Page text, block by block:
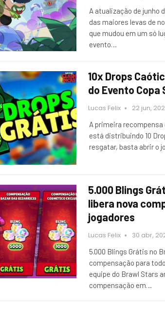
A atualização de junho
das maiores levas de
que mudou em um só
evento…
10x Drops
do Evento
Lucas Felix 22 jun,
A primeira recompensa
está distribuindo 10
resgatar, basta abrir o
5.000 Blings
libera nova
jogadores
Lucas Felix 30 abr,
5.000 Blings Grátis no
compensação para
equipe do Brawl Stars
compensação em…